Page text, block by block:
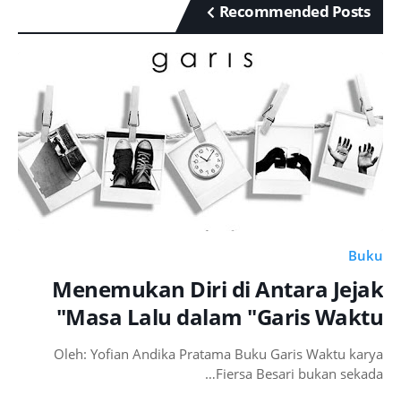
Recommended Posts
Buku
Menemukan Diri di Antara Jejak
Masa Lalu dalam "Garis Waktu"
Oleh: Yofian Andika Pratama Buku Garis Waktu karya
Fiersa Besari bukan sekada…